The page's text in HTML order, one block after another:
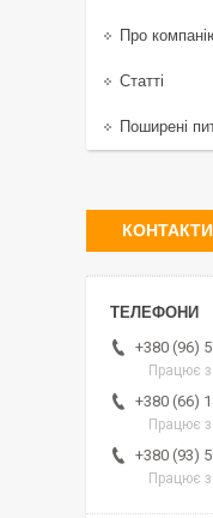
Про
Статті
Поширені
КОНТАКТИ
+380 (96)
Працює
+380 (66)
Працює
+380 (93)
Працює